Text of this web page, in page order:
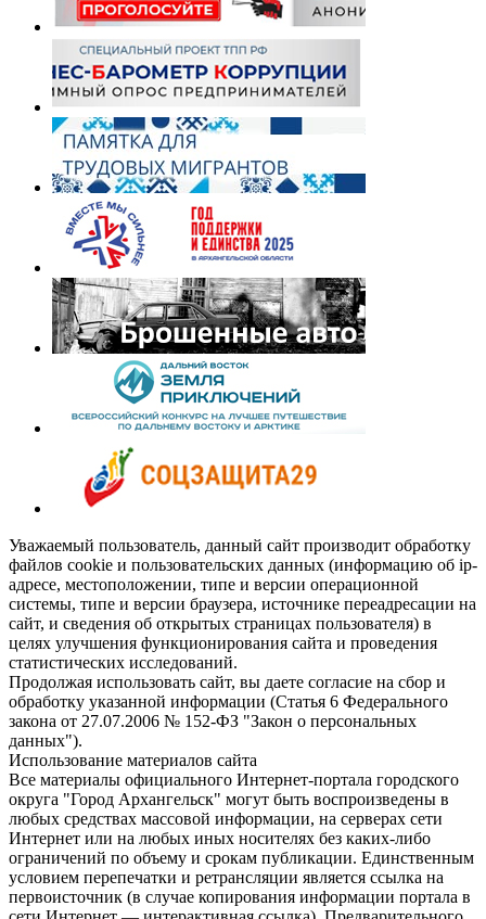
Уважаемый пользователь, данный сайт производит обработку
файлов cookie и пользовательских данных (информацию об ip-
адресе, местоположении, типе и версии операционной
системы, типе и версии браузера, источнике переадресации на
сайт, и сведения об открытых страницах пользователя) в
целях улучшения функционирования сайта и проведения
статистических исследований.
Продолжая использовать сайт, вы даете согласие на сбор и
обработку указанной информации (Статья 6 Федерального
закона от 27.07.2006 № 152-ФЗ "Закон о персональных
данных").
Использование материалов сайта
Все материалы официального Интернет-портала городского
округа "Город Архангельск" могут быть воспроизведены в
любых средствах массовой информации, на серверах сети
Интернет или на любых иных носителях без каких-либо
ограничений по объему и срокам публикации. Единственным
условием перепечатки и ретрансляции является ссылка на
первоисточник (в случае копирования информации портала в